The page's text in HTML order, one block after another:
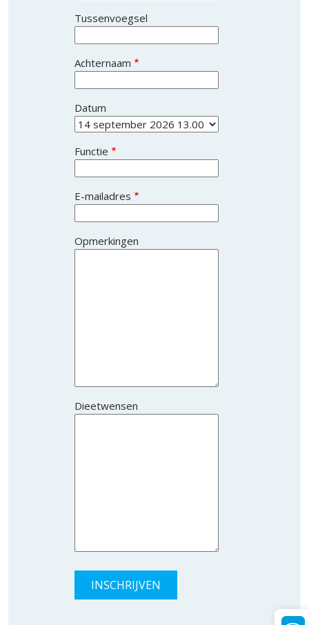
Tussenvoegsel
Achternaam
Datum
Functie
E-mailadres
Opmerkingen
Dieetwensen